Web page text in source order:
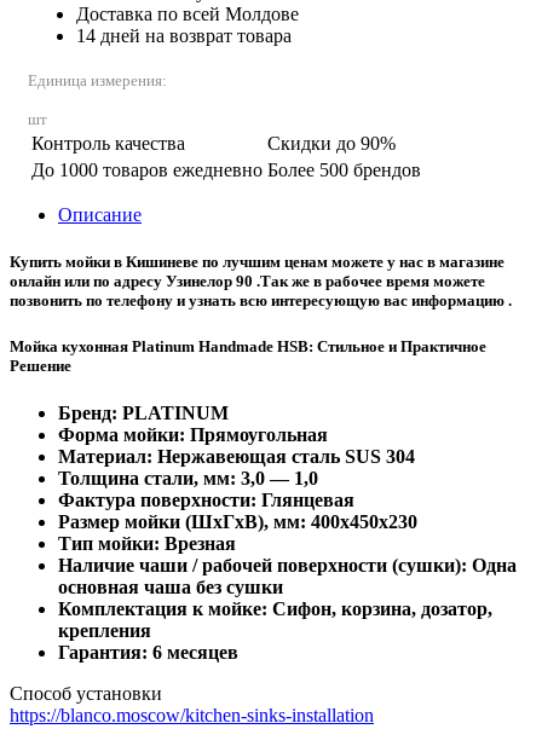
Доставка по всей Молдове
14 дней на возврат товара
Единица измерения:
шт
Контроль качества
Скидки до 90%
До 1000 товаров ежедневно Более 500 брендов
Описание
Купить мойки в Кишиневе по лучшим ценам можете у нас в магазине
онлайн или по адресу Узинелор 90 .Так же в рабочее время можете
позвонить по телефону и узнать всю интересующую вас информацию .
Мойка кухонная Platinum Handmade HSB: Стильное и Практичное
Решение
Бренд: PLATINUM
Форма мойки: Прямоугольная
Материал: Нержавеющая сталь SUS 304
Толщина стали, мм: 3,0 — 1,0
Фактура поверхности: Глянцевая
Размер мойки (ШхГхВ), мм: 400x450x230
Тип мойки: Врезная
Наличие чаши / рабочей поверхности (сушки): Одна
основная чаша без сушки
Комплектация к мойке: Сифон, корзина, дозатор,
крепления
Гарантия: 6 месяцев
Способ установки
https://blanco.moscow/kitchen-sinks-installation